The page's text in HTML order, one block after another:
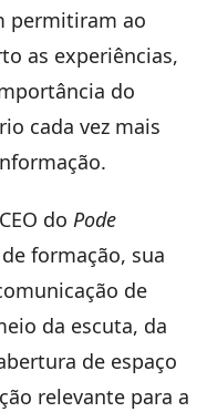
permitiram ao
as experiências,
do
cada vez mais
do Pode
formação, sua
de
da escuta, da
de espaço
relevante para a